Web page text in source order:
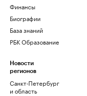
Финансы
Биографии
База знаний
РБК Образование
Новости
регионов
Санкт-Петербург
и область